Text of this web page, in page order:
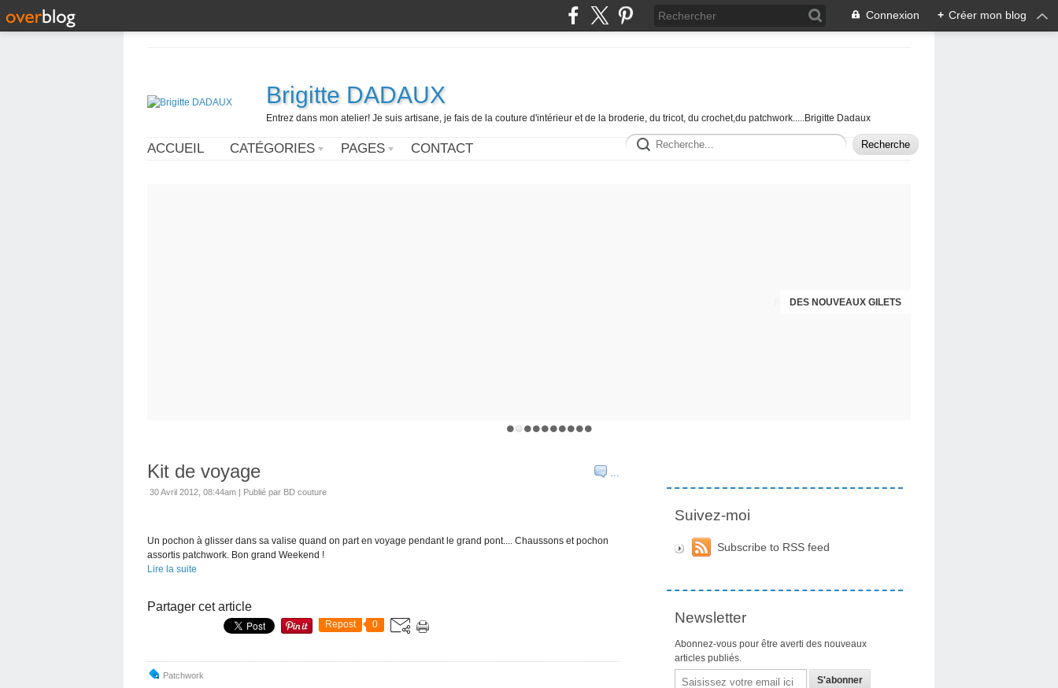
Connexion + Créer mon blog
Brigitte DADAUX
Entrez dans mon atelier! Je suis artisane, je fais de la couture d'intérieur et de la broderie, du tricot, du crochet,du patchwork.....Brigitte Dadaux
ACCUEIL CATÉGORIES PAGES CONTACT
DES NOUVEAUX GILETS
…
Kit de voyage
30 Avril 2012, 08:44am | Publié par BD couture
Un pochon à glisser dans sa valise quand on part en voyage pendant le grand pont.... Chaussons et pochon
assortis patchwork. Bon grand Weekend !
Lire la suite
Partager cet article
Repost 0
Patchwork
Suivez-moi
Subscribe to RSS feed
Newsletter
Abonnez-vous pour être averti des nouveaux
articles publiés.
Email